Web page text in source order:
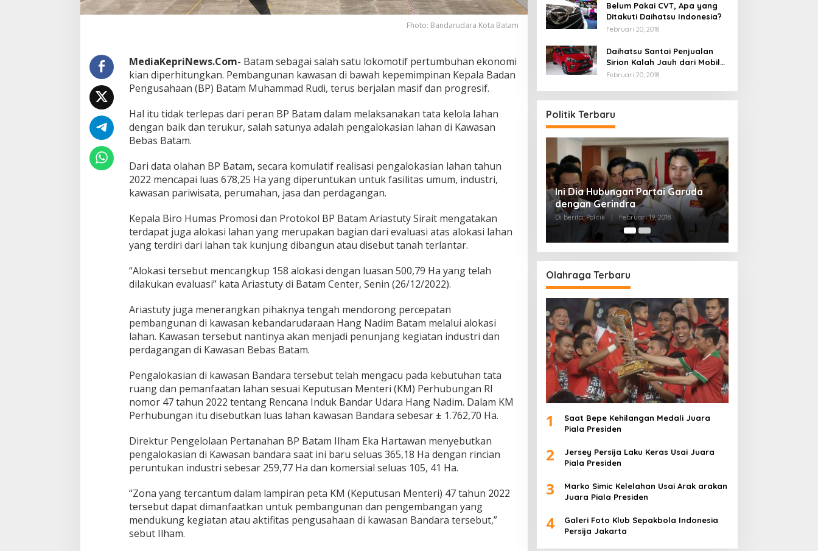
a
Fhoto: Bandarudara Kota Batam
MediaKepriNews.Com- Batam sebagai salah satu lokomotif pertumbuhan ekonomi
kian diperhitungkan. Pembangunan kawasan di bawah kepemimpinan Kepala Badan
Pengusahaan (BP) Batam Muhammad Rudi, terus berjalan masif dan progresif.
Hal itu tidak terlepas dari peran BP Batam dalam melaksanakan tata kelola lahan
dengan baik dan terukur, salah satunya adalah pengalokasian lahan di Kawasan
Bebas Batam.
Dari data olahan BP Batam, secara komulatif realisasi pengalokasian lahan tahun
2022 mencapai luas 678,25 Ha yang diperuntukan untuk fasilitas umum, industri,
kawasan pariwisata, perumahan, jasa dan perdagangan.
Kepala Biro Humas Promosi dan Protokol BP Batam Ariastuty Sirait mengatakan
terdapat juga alokasi lahan yang merupakan bagian dari evaluasi atas alokasi lahan
yang terdiri dari lahan tak kunjung dibangun atau disebut tanah terlantar.
“Alokasi tersebut mencangkup 158 alokasi dengan luasan 500,79 Ha yang telah
dilakukan evaluasi” kata Ariastuty di Batam Center, Senin (26/12/2022).
Ariastuty juga menerangkan pihaknya tengah mendorong percepatan
pembangunan di kawasan kebandarudaraan Hang Nadim Batam melalui alokasi
lahan. Kawasan tersebut nantinya akan menjadi penunjang kegiatan industri dan
perdagangan di Kawasan Bebas Batam.
Pengalokasian di kawasan Bandara tersebut telah mengacu pada kebutuhan tata
ruang dan pemanfaatan lahan sesuai Keputusan Menteri (KM) Perhubungan RI
nomor 47 tahun 2022 tentang Rencana Induk Bandar Udara Hang Nadim. Dalam KM
Perhubungan itu disebutkan luas lahan kawasan Bandara sebesar ± 1.762,70 Ha.
Direktur Pengelolaan Pertanahan BP Batam Ilham Eka Hartawan menyebutkan
pengalokasian di Kawasan bandara saat ini baru seluas 365,18 Ha dengan rincian
peruntukan industri sebesar 259,77 Ha dan komersial seluas 105, 41 Ha.
“Zona yang tercantum dalam lampiran peta KM (Keputusan Menteri) 47 tahun 2022
tersebut dapat dimanfaatkan untuk pembangunan dan pengembangan yang
mendukung kegiatan atau aktifitas pengusahaan di kawasan Bandara tersebut,”
sebut Ilham.
Belum Pakai CVT, Apa yang
Ditakuti Daihatsu Indonesia?
Februari 20, 2018
Daihatsu Santai Penjualan
Sirion Kalah Jauh dari Mobil
LCGC
Februari 20, 2018
Politik Terbaru
Ini Dia Hubungan Partai Garuda
Di Berita, Politik | Februari 19, 2018
Strategi PPP Menangkan Duet
Ganjar dan Gus Yasin
Di Berita, Politik Februari 19, 2018
Olahraga Terbaru
1
Saat Bepe Kehilangan Medali Juara
Piala Presiden
2
Jersey Persija Laku Keras Usai Juara
Piala Presiden
3
Marko Simic Kelelahan Usai Arak arakan
Juara Piala Presiden
4
Galeri Foto Klub Sepakbola Indonesia
Persija Jakarta